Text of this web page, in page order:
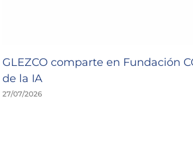
GLEZCO comparte en Fundación
de la IA
27/07/2026